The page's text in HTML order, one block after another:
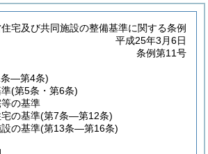
宅及び共同施設の整備基準に関する条例
平成25年3月6日
条例第11号
―第4条)
(第5条・第6条)
の基準
の基準(第7条―第12条)
の基準(第13条―第16条)